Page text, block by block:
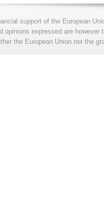
support of the European
opinions expressed are
the European Union nor the